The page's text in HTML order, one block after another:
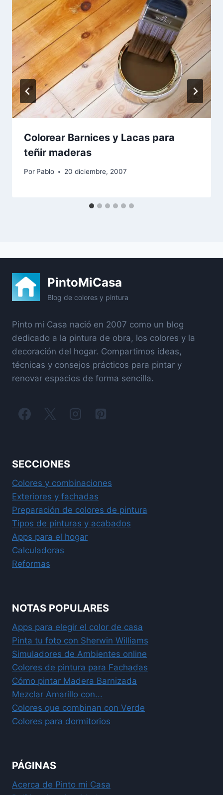
Colorear Barnices y Lacas para
teñir maderas
Por Pablo 20 diciembre, 2007
PintoMiCasa
Blog de colores y pintura
Pinto mi Casa nació en 2007 como un blog
dedicado a la pintura de obra, los colores y la
decoración del hogar. Compartimos ideas,
técnicas y consejos prácticos para pintar y
renovar espacios de forma sencilla.
SECCIONES
Colores y combinaciones
Exteriores y fachadas
Preparación de colores de pintura
Tipos de pinturas y acabados
Apps para el hogar
Calculadoras
Reformas
NOTAS POPULARES
Apps para elegir el color de casa
Pinta tu foto con Sherwin Williams
Simuladores de Ambientes online
Colores de pintura para Fachadas
Cómo pintar Madera Barnizada
Mezclar Amarillo con...
Colores que combinan con Verde
Colores para dormitorios
PÁGINAS
Acerca de Pinto mi Casa